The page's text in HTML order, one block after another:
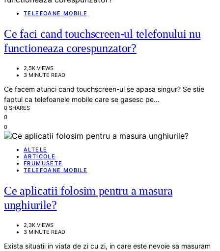
TELEFOANE MOBILE
Ce faci cand touchscreen-ul telefonului nu
functioneaza corespunzator?
2,5K VIEWS
3 MINUTE READ
Ce facem atunci cand touchscreen-ul se apasa singur? Se stie
faptul ca telefoanele mobile care se gasesc pe…
0 SHARES
0
0
ALTELE
ARTICOLE
FRUMUSETE
TELEFOANE MOBILE
Ce aplicatii folosim pentru a masura
unghiurile?
2,3K VIEWS
3 MINUTE READ
Exista situatii in viata de zi cu zi, in care este nevoie sa masuram